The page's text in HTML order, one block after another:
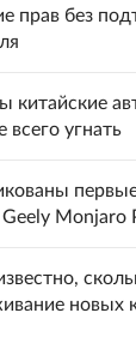
прав без
китайские
всего угнать
Geely Monjaro
новых